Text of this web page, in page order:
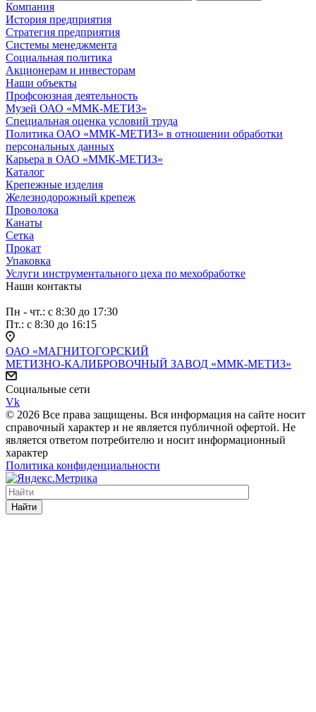
Компания
История предприятия
Стратегия предприятия
Системы менеджмента
Социальная политика
Акционерам и инвесторам
Наши объекты
Профсоюзная деятельность
Музей ОАО «ММК-МЕТИЗ»
Специальная оценка условий труда
Политика ОАО «ММК-МЕТИЗ» в отношении обработки
персональных данных
Карьера в ОАО «ММК-МЕТИЗ»
Каталог
Крепежные изделия
Железнодорожный крепеж
Проволока
Канаты
Сетка
Прокат
Упаковка
Услуги инструментального цеха по мехобработке
Наши контакты
Пн - чт.: с 8:30 до 17:30
Пт.: с 8:30 до 16:15
ОАО «МАГНИТОГОРСКИЙ
МЕТИЗНО-КАЛИБРОВОЧНЫЙ ЗАВОД «ММК-МЕТИЗ»
Социальные сети
Vk
© 2026 Все права защищены. Вся информация на сайте носит
справочный характер и не является публичной офертой. Не
является ответом потребителю и носит информационный
характер
Политика конфиденциальности
Найти